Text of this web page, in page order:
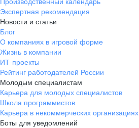
Экспертная рекомендация
Новости и статьи
Блог
О компаниях в игровой форме
Жизнь в компании
ИТ-проекты
Рейтинг работодателей России
Молодым специалистам
Карьера для молодых специалистов
Школа программистов
Карьера в некоммерческих организациях
Боты для уведомлений